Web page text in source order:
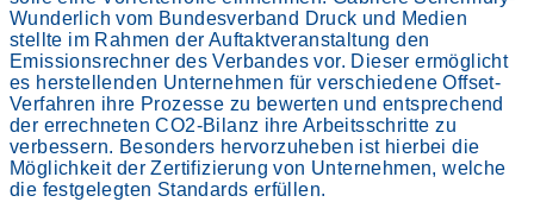
Wunderlich vom Bundesverband Druck und Medien
stellte im Rahmen der Auftaktveranstaltung den
Emissionsrechner des Verbandes vor. Dieser ermöglicht
es herstellenden Unternehmen für verschiedene Offset-
Verfahren ihre Prozesse zu bewerten und entsprechend
der errechneten CO2-Bilanz ihre Arbeitsschritte zu
verbessern. Besonders hervorzuheben ist hierbei die
Möglichkeit der Zertifizierung von Unternehmen, welche
die festgelegten Standards erfüllen.